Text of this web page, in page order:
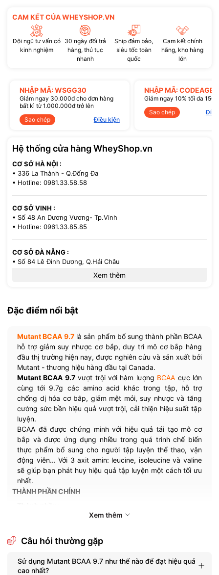
CAM KẾT CỦA WHEYSHOP.VN
Đội ngũ tư vấn có
kinh nghiệm
30 ngày đổi trả
hàng, thủ tục
nhanh
Ship đảm bảo,
siêu tốc toàn
quốc
Cam kết chính
hãng, kho hàng
lớn
NHẬP MÃ: WSGG30
Giảm ngay 30.000đ cho đơn hàng
bất kì từ 1.000.000đ trở lên
Sao chép
Điều kiện
NHẬP MÃ:
Giảm ngay 10% tối đa
Sao chép
Hệ thống cửa hàng WheyShop.vn
CƠ SỞ HÀ NỘI :
• 336 La Thành - Q.Đống Đa
• Hotline: 0981.33.58.58
CƠ SỞ VINH :
• Số 48 An Dương Vương- Tp.Vinh
• Hotline: 0961.33.85.85
CƠ SỞ ĐÀ NẴNG :
• Số 84 Lê Đình Dương, Q.Hải Châu
• 521/36 Cách Mạng Tháng 8 - P.13 - Q.10
• Hotline: 0971.33.85.85
Xem thêm
Đặc điểm nổi bật
Mutant BCAA 9.7là sản phẩm bổ sung thành phần BCAA
hỗ trợ giảm suy nhược cơ bắp, duy trì mô cơ bắp hàng
đầu thị trường hiện nay, được nghiên cứu và sản xuất bởi
Mutant - thương hiệu hàng đầu tại Canada.
Mutant BCAA 9.7vượt trội với hàm lượng BCAA cực lớn
cùng tới 9.7g các amino acid khác trong tập, hỗ trợ
chống dị hóa cơ bắp, giảm mệt mỏi, suy nhược và tăng
cường sức bền hiệu quả vượt trội, cải thiện hiệu suất tập
luyện.
BCAA đã được chứng minh với hiệu quả tái tạo mô cơ
bắp và được ứng dụng nhiều trong quá trình chế biến
thực phẩm bổ sung cho người tập luyện thể thao, vận
động viên... Với 3 axit amin: leucine, isoleucine và valine
sẽ giúp bạn phát huy hiệu quả tập luyện một cách tối ưu
nhất.
THÀNH PHẦN CHÍNH
1g Citrulline Malate
Servings per container:30 lần
Xem thêm
Câu hỏi thường gặp
Sử dụng Mutant BCAA 9.7 như thế nào để đạt hiệu quả
cao nhất?